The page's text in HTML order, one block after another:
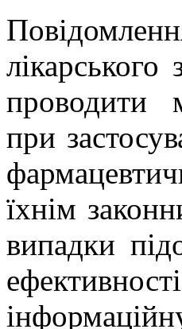
проводити
при
їхнім
випадки